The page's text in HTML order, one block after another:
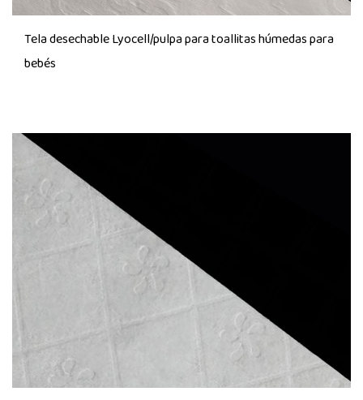
Tela desechable Lyocell/pulpa para toallitas húmedas para
bebés